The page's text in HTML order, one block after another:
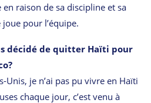
raison de sa discipline et sa
pour l’équipe.
décidé de quitter Haïti pour
Unis, je n’ai pas pu vivre en Haïti
chaque jour, c’est venu à